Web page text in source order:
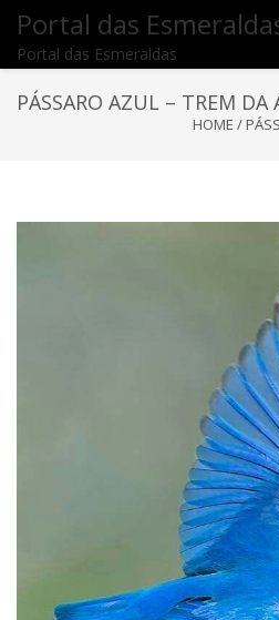
Portal das
Portal das Esmeraldas
PÁSSARO AZUL – TREM DA
HOME /